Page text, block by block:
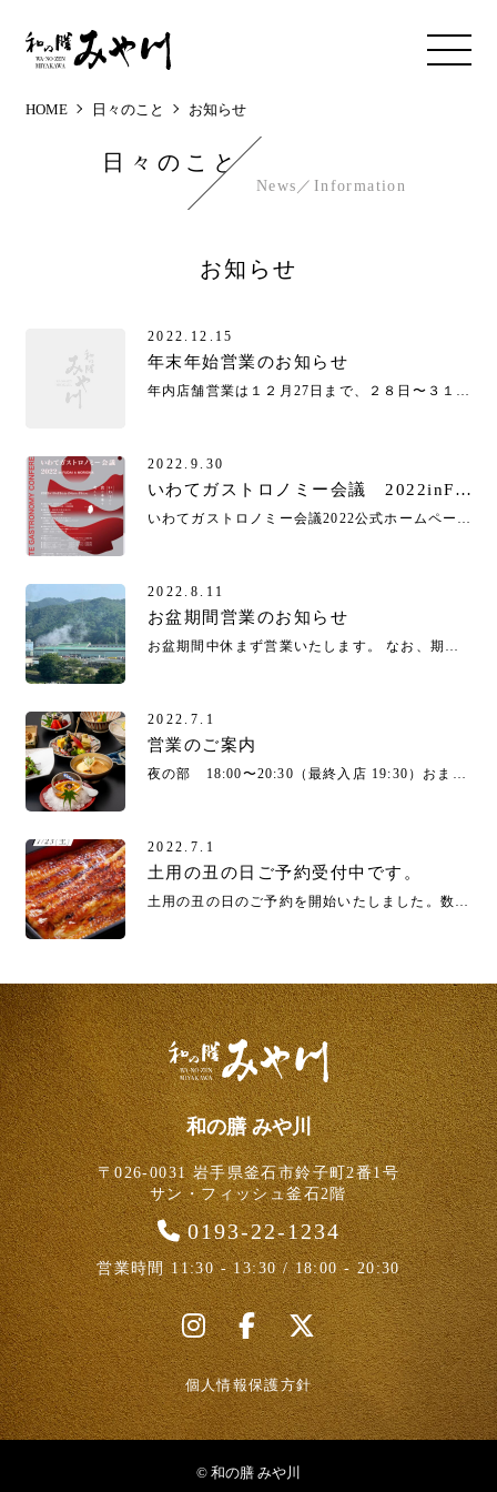
MEN
HOME 日々のこと お知らせ
日々のこと
News／Information
お知らせ
2022.12.15
年末年始営業のお知らせ
2022.9.30
いわてガストロノミー会議 2022inFUDAI&MORIOKA
2022.8.11
お盆期間営業のお知らせ
2022.7.1
営業のご案内
2022.7.1
土用の丑の日ご予約受付中です。
和の膳 みや川
〒026-0031 岩手県釜石市鈴子町2番1号
サン・フィッシュ釜石2階
0193-22-1234
営業時間 11:30 - 13:30 / 18:00 - 20:30
i
n
s
t
a
g
F
a
c
e
b
o
X
個人情報保護方針
© 和の膳 みや川